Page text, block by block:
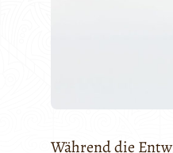
Während die